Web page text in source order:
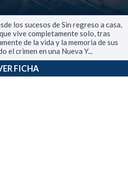
los sucesos de Sin regreso a casa,
vive completamente solo, tras
de la vida y la memoria de sus
el crimen en una Nueva Y...
FICHA